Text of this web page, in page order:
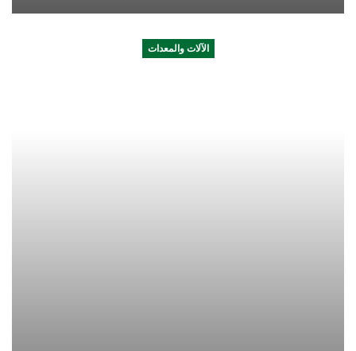
الآلات والمعدات